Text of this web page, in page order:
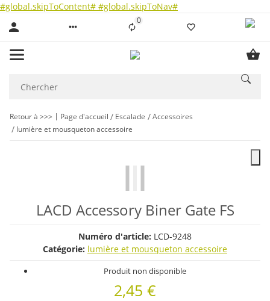
#global.skipToContent# #global.skipToNav#
0Liste ist leer
Retour à >>> Page d'accueil Escalade
Accessoires
lumière et mousqueton accessoire
LACD Accessory Biner Gate FS
Numéro d'article: LCD-9248
Catégorie: lumière et mousqueton accessoire
Produit non disponible
2,45 €